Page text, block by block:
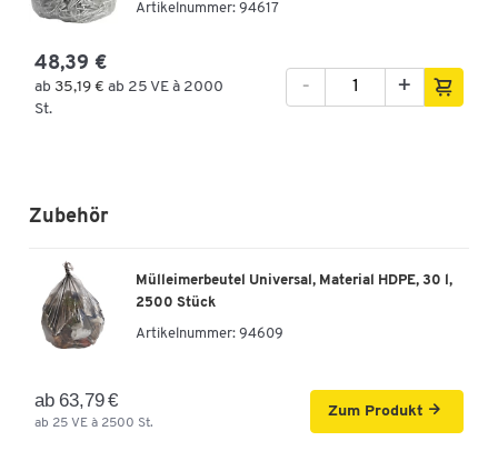
Artikelnummer: 94617
48,39 €
ab 35,19 € ab 25 VE à 2000
St.
+
-
Zubehör
Mülleimerbeutel Universal, Material HDPE, 30 l,
2500 Stück
Artikelnummer: 94609
ab 63,79 €
ab 25 VE à 2500 St.
Zum Produkt